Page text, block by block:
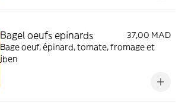
Bagel oeufs epinards
37,00 MAD
Bage oeuf, épinard, tomate, fromage et
jben